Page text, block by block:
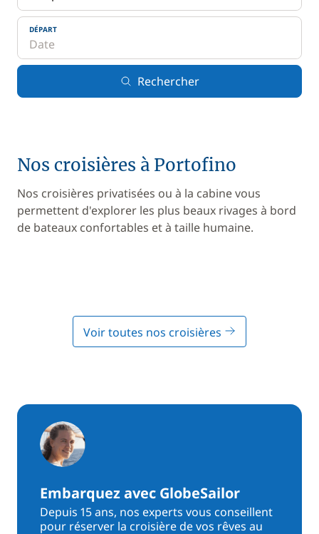
DÉPART
Rechercher
Nos croisières à Portofino
Nos croisières privatisées ou à la cabine vous
permettent d'explorer les plus beaux rivages à bord
de bateaux confortables et à taille humaine.
Voir toutes nos croisières
Embarquez avec GlobeSailor
Depuis 15 ans, nos experts vous conseillent
pour réserver la croisière de vos rêves au